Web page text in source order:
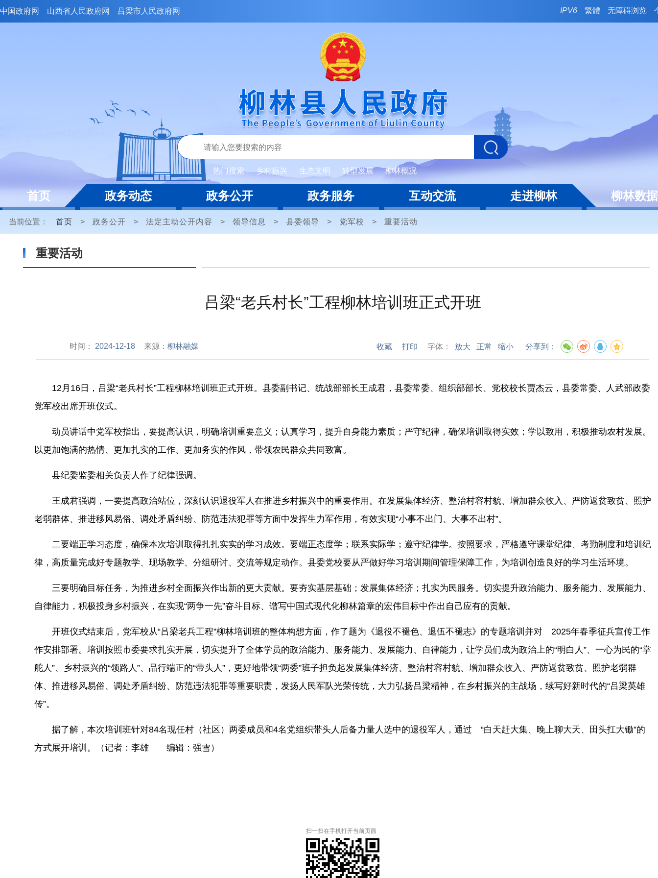
中国政府网 山西省人民政府网 吕梁市人民政府网 IPV6 繁體 无障碍浏览
热门搜索 乡村振兴 生态文明 转型发展 柳林概况
首页 政务动态 政务公开 政务服务 互动交流 走进柳林 柳林数据
当前位置： 首页 > 政务公开 > 法定主动公开内容 > 领导信息 > 县委领导 > 党军校 > 重要活动
重要活动
吕梁“老兵村长”工程柳林培训班正式开班
时间： 2024-12-18 来源：柳林融媒 收藏 打印 字体： 放大 正常 缩小 分享到：
12月16日，吕梁“老兵村长”工程柳林培训班正式开班。县委副书记、统战部部长王成君，县委常委、组织部部长、党校校长贾杰云，县委常委、人武部政委
党军校出席开班仪式。
动员讲话中党军校指出，要提高认识，明确培训重要意义；认真学习，提升自身能力素质；严守纪律，确保培训取得实效；学以致用，积极推动农村发展。
以更加饱满的热情、更加扎实的工作、更加务实的作风，带领农民群众共同致富。
县纪委监委相关负责人作了纪律强调。
王成君强调，一要提高政治站位，深刻认识退役军人在推进乡村振兴中的重要作用。在发展集体经济、整治村容村貌、增加群众收入、严防返贫致贫、照护
老弱群体、推进移风易俗、调处矛盾纠纷、防范违法犯罪等方面中发挥生力军作用，有效实现“小事不出门、大事不出村”。
二要端正学习态度，确保本次培训取得扎扎实实的学习成效。要端正态度学；联系实际学；遵守纪律学。按照要求，严格遵守课堂纪律、考勤制度和培训纪
律，高质量完成好专题教学、现场教学、分组研讨、交流等规定动作。县委党校要从严做好学习培训期间管理保障工作，为培训创造良好的学习生活环境。
三要明确目标任务，为推进乡村全面振兴作出新的更大贡献。要夯实基层基础；发展集体经济；扎实为民服务。切实提升政治能力、服务能力、发展能力、
自律能力，积极投身乡村振兴，在实现“两争一先”奋斗目标、谱写中国式现代化柳林篇章的宏伟目标中作出自己应有的贡献。
开班仪式结束后，党军校从“吕梁老兵工程”柳林培训班的整体构想方面，作了题为《退役不褪色、退伍不褪志》的专题培训并对 2025年春季征兵宣传工作
作安排部署。培训按照市委要求扎实开展，切实提升了全体学员的政治能力、服务能力、发展能力、自律能力，让学员们成为政治上的“明白人”、一心为民的“掌
舵人”、乡村振兴的“领路人”、品行端正的“带头人”，更好地带领“两委”班子担负起发展集体经济、整治村容村貌、增加群众收入、严防返贫致贫、照护老弱群
体、推进移风易俗、调处矛盾纠纷、防范违法犯罪等重要职责，发扬人民军队光荣传统，大力弘扬吕梁精神，在乡村振兴的主战场，续写好新时代的“吕梁英雄
传”。
据了解，本次培训班针对84名现任村（社区）两委成员和4名党组织带头人后备力量人选中的退役军人，通过 “白天赶大集、晚上聊大天、田头扛大锄”的
方式展开培训。（记者：李雄 编辑：强雪）
扫一扫在手机打开当前页面